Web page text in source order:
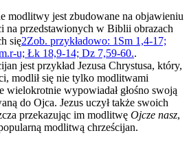
modlitwy jest zbudowane na objawieniu
na przedstawionych w Biblii obrazach
się2Zob. przykładowo: 1Sm 1,4-17;
u; Łk 18,9-14; Dz 7,59-60..
jest przykład Jezusa Chrystusa, który,
modlił się nie tylko modlitwami
wielokrotnie wypowiadał głośno swoją
do Ojca. Jezus uczył także swoich
przekazując im modlitwę Ojcze nasz,
modlitwą chrześcijan.